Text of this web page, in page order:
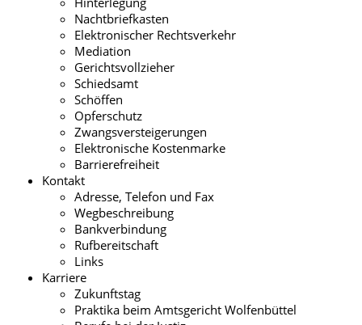
Nachtbriefkasten
Elektronischer Rechtsverkehr
Mediation
Gerichtsvollzieher
Schiedsamt
Schöffen
Opferschutz
Zwangsversteigerungen
Elektronische Kostenmarke
Barrierefreiheit
Kontakt
Adresse, Telefon und Fax
Wegbeschreibung
Bankverbindung
Rufbereitschaft
Links
Karriere
Zukunftstag
Praktika beim Amtsgericht Wolfenbüttel